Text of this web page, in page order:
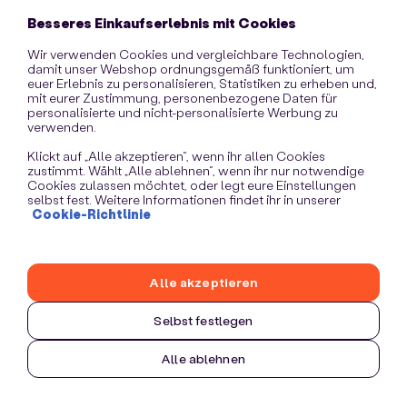
information).
Besseres Einkaufserlebnis mit Cookies
Wir verwenden Cookies und vergleichbare Technologien,
damit unser Webshop ordnungsgemäß funktioniert, um
euer Erlebnis zu personalisieren, Statistiken zu erheben und,
mit eurer Zustimmung, personenbezogene Daten für
personalisierte und nicht-personalisierte Werbung zu
verwenden.
Klickt auf „Alle akzeptieren“, wenn ihr allen Cookies
zustimmt. Wählt „Alle ablehnen“, wenn ihr nur notwendige
Cookies zulassen möchtet, oder legt eure Einstellungen
selbst fest. Weitere Informationen findet ihr in unserer
Cookie-Richtlinie
Selbst festlegen
Alle ablehnen
Alle akzeptieren